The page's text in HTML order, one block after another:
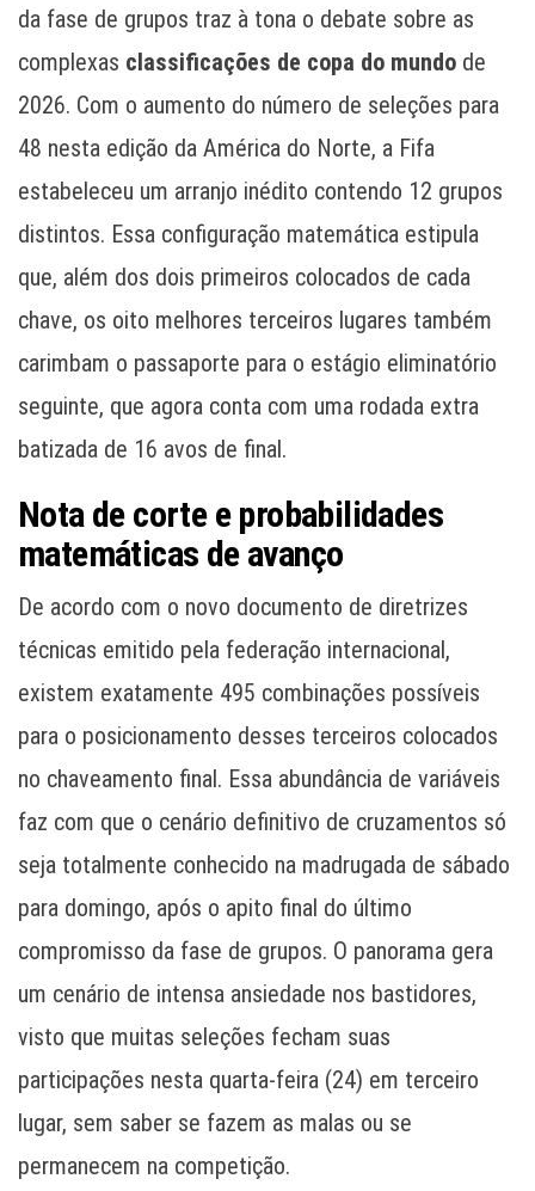
da fase de grupos traz à tona o debate sobre as
complexas classificações de copa do mundo de
2026. Com o aumento do número de seleções para
48 nesta edição da América do Norte, a Fifa
estabeleceu um arranjo inédito contendo 12 grupos
distintos. Essa configuração matemática estipula
que, além dos dois primeiros colocados de cada
chave, os oito melhores terceiros lugares também
carimbam o passaporte para o estágio eliminatório
seguinte, que agora conta com uma rodada extra
batizada de 16 avos de final.
Nota de corte e probabilidades
matemáticas de avanço
De acordo com o novo documento de diretrizes
técnicas emitido pela federação internacional,
existem exatamente 495 combinações possíveis
para o posicionamento desses terceiros colocados
no chaveamento final. Essa abundância de variáveis
faz com que o cenário definitivo de cruzamentos só
seja totalmente conhecido na madrugada de sábado
para domingo, após o apito final do último
compromisso da fase de grupos. O panorama gera
um cenário de intensa ansiedade nos bastidores,
visto que muitas seleções fecham suas
participações nesta quarta-feira (24) em terceiro
lugar, sem saber se fazem as malas ou se
permanecem na competição.